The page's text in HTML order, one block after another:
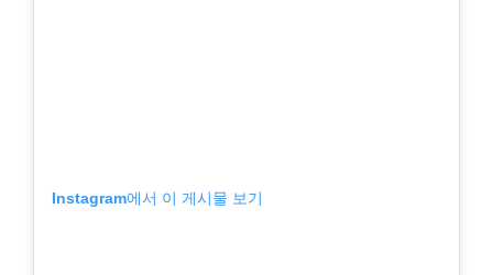
Instagram에서 이 게시물 보기